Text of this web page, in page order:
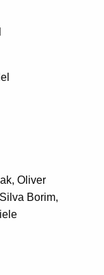
Oliver
Borim,